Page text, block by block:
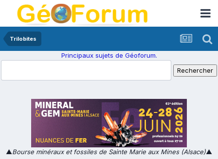
Trilobites
Principaux sujets de Géoforum.
▲Bourse minéraux et fossiles de Sainte Marie aux Mines (Alsace)▲